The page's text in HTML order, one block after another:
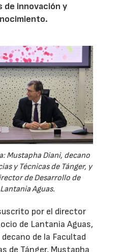
de innovación y
Mustapha Diani, decano
y Técnicas de Tánger, y
de Desarrollo de
Aguas.
por el director
de Lantania Aguas,
de la Facultad
de Tánger, Mustapha